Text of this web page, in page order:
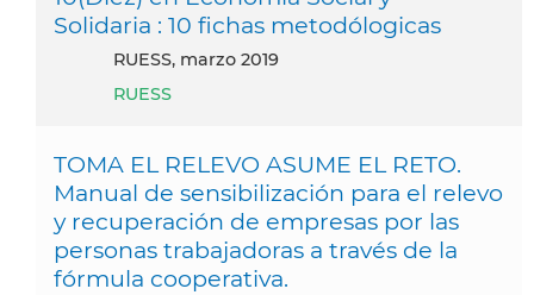
Solidaria : 10 fichas metodólogicas
RUESS, marzo 2019
RUESS
TOMA EL RELEVO ASUME EL RETO.
Manual de sensibilización para el relevo
y recuperación de empresas por las
personas trabajadoras a través de la
fórmula cooperativa.